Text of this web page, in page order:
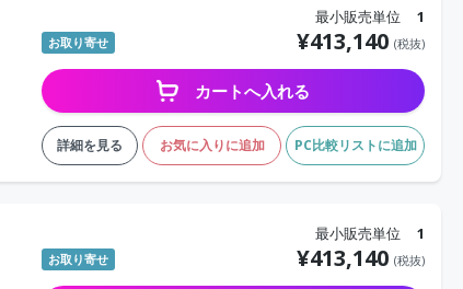
最小販売単位 1
お取り寄せ ¥413,140 (税抜)
カートへ入れる
詳細を見る お気に入りに追加 PC比較リストに追加
最小販売単位 1
お取り寄せ ¥413,140 (税抜)